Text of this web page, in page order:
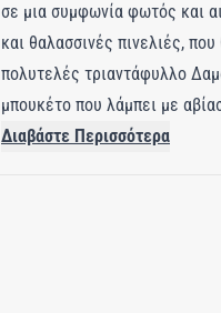
σε μια συμφωνία φωτός και
και θαλασσινές πινελιές,
πολυτελές τριαντάφυλλο
μπουκέτο που λάμπει με
ξυλόξυλο και το
ενσαρκώνει την καθαρή
Διαβάστε Περισσότερα